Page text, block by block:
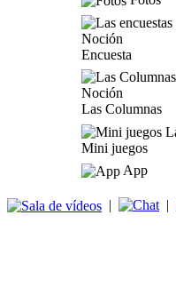
Encuesta
Las Columnas
Mini juegos
App
| |